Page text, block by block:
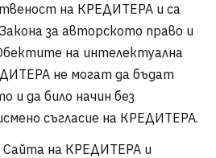
на КРЕДИТЕРА и са
за авторското право и
на интелектуална
не могат да бъдат
и да било начин без
съгласие на КРЕДИТЕРА.
Сайта на КРЕДИТЕРА и